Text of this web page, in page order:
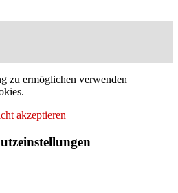
zu ermöglichen verwenden
akzeptieren